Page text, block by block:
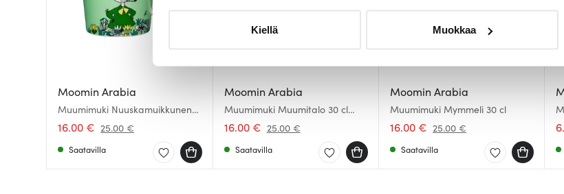
ja kävijämäärämme analysoimiseen. Lisäksi jaamme sosiaalisen median,
kumppaneillemme tietoja siitä, miten käytät sivustoamme. Kumppanimme voivat
Kiellä Muokkaa
Moomin Arabia
Muumimuki Nuuskamuikkunen
30 cl
16.00 € 25.00 €
Saatavilla
Moomin Arabia
Muumimuki Muumitalo 30 cl
Sininen
16.00 € 25.00 €
Saatavilla
Moomin Arabia
Muumimuki Mymmeli 30 cl
16.00 € 25.00 €
Saatavilla